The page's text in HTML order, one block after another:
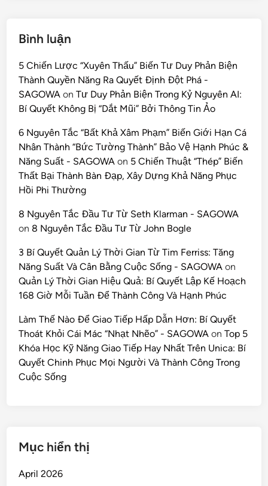
Bình luận
5 Chiến Lược “Xuyên Thấu” Biến Tư Duy Phản Biện
Thành Quyền Năng Ra Quyết Định Đột Phá -
SAGOWA onTư Duy Phản Biện Trong Kỷ Nguyên AI:
Bí Quyết Không Bị “Dắt Mũi” Bởi Thông Tin Ảo
6 Nguyên Tắc “Bất Khả Xâm Phạm” Biến Giới Hạn Cá
Nhân Thành “Bức Tường Thành” Bảo Vệ Hạnh Phúc &
Năng Suất - SAGOWA on 5 Chiến Thuật “Thép” Biến
Thất Bại Thành Bàn Đạp, Xây Dựng Khả Năng Phục
Hồi Phi Thường
8 Nguyên Tắc Đầu Tư Từ Seth Klarman - SAGOWA
on 8 Nguyên Tắc Đầu Tư Từ John Bogle
3 Bí Quyết Quản Lý Thời Gian Từ Tim Ferriss: Tăng
Năng Suất Và Cân Bằng Cuộc Sống - SAGOWA on
Quản Lý Thời Gian Hiệu Quả: Bí Quyết Lập Kế Hoạch
168 Giờ Mỗi Tuần Để Thành Công Và Hạnh Phúc
Làm Thế Nào Để Giao Tiếp Hấp Dẫn Hơn: Bí Quyết
Thoát Khỏi Cái Mác “Nhạt Nhẽo” - SAGOWA onTop 5
Khóa Học Kỹ Năng Giao Tiếp Hay Nhất Trên Unica: Bí
Quyết Chinh Phục Mọi Người Và Thành Công Trong
Cuộc Sống
Mục hiển thị
April 2026